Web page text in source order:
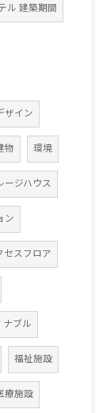
ル 建築期間
ザイン
物 環境
ージハウス
ン
セスフロア
ナブル
福祉施設
療施設